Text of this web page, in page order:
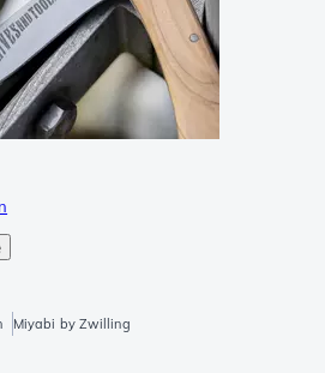
Miyabi by Zwilling